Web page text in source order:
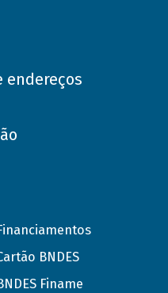
endereços
BNDES
Finame